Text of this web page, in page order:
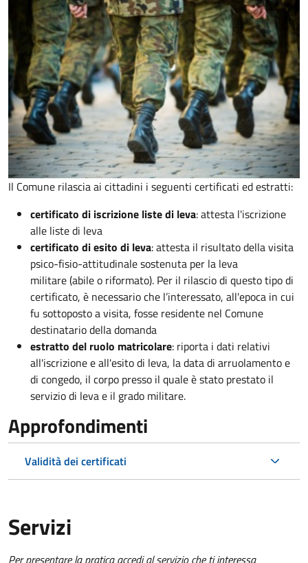
Il Comune rilascia ai cittadini i seguenti certificati ed estratti:
certificato di iscrizione liste di leva: attesta l'iscrizione
alle liste di leva
certificato di esito di leva: attesta il risultato della visita
psico-fisio-attitudinale sostenuta per la leva
militare (abile o riformato). Per il rilascio di questo tipo di
certificato, è necessario che l’interessato, all'epoca in cui
fu sottoposto a visita, fosse residente nel Comune
destinatario della domanda
estratto del ruolo matricolare: riporta i dati relativi
all'iscrizione e all'esito di leva, la data di arruolamento e
di congedo, il corpo presso il quale è stato prestato il
servizio di leva e il grado militare.
Approfondimenti
Validità dei certificati
Servizi
Per presentare la pratica accedi al servizio che ti interessa